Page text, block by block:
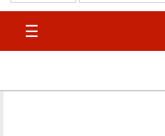
प्रमुख
समाचार
सुदुर
☰